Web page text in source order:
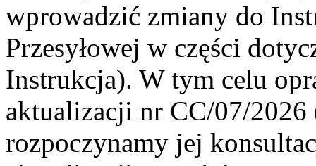
wprowadzić zmiany do
Przesyłowej w części
Instrukcja). W tym celu
aktualizacji nr CC/07/
rozpoczynamy jej